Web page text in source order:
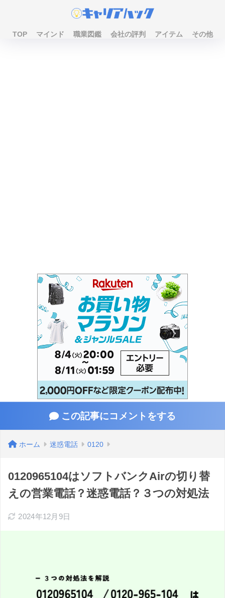
TOP マインド 職業図鑑 会社の評判 アイテム その他
この記事にコメントをする
ホーム 迷惑電話 0120
0120965104はソフトバンクAirの切り替
えの営業電話？迷惑電話？３つの対処法
2024年12月9日